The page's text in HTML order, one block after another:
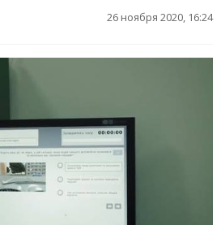
26 ноября 2020, 16:24